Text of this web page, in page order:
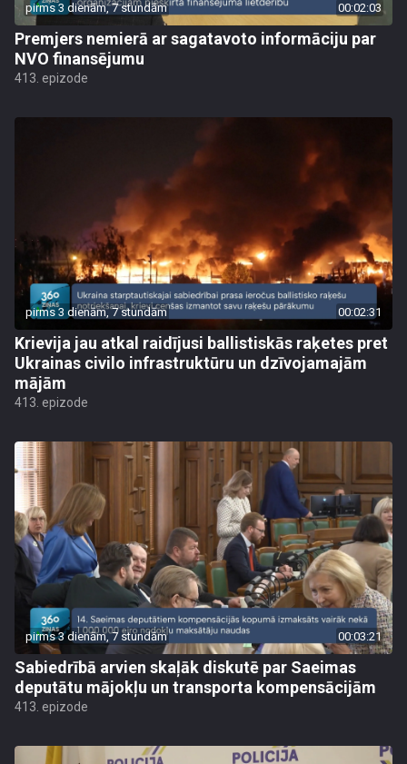
pirms 3 dienām, 7 stundām 00:02:03
Premjers nemierā ar sagatavoto informāciju par
NVO finansējumu
413. epizode
pirms 3 dienām, 7 stundām 00:02:31
Krievija jau atkal raidījusi ballistiskās raķetes pret
Ukrainas civilo infrastruktūru un dzīvojamajām
mājām
413. epizode
pirms 3 dienām, 7 stundām 00:03:21
Sabiedrībā arvien skaļāk diskutē par Saeimas
deputātu mājokļu un transporta kompensācijām
413. epizode